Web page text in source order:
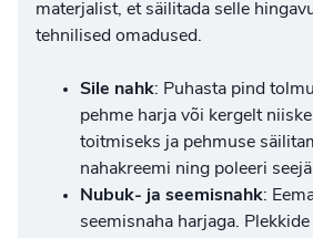
materjalist, et säilitada selle
tehnilised omadused.
Sile nahk: Puhasta pind
pehme harja või kergelt
toitmiseks ja pehmuse
nahakreemi ning poleeri
Nubuk- ja seemisnahk:
seemisnaha harjaga.